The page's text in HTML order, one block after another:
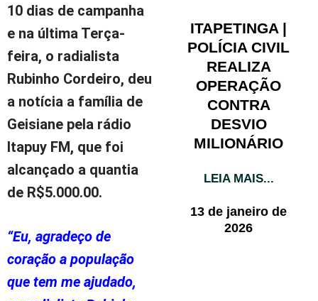
10 dias de campanha
e na última Terça-
feira, o radialista
Rubinho Cordeiro, deu
a notícia a família de
Geisiane pela rádio
Itapuy FM, que foi
alcançado a quantia
de R$5.000.00.
“Eu, agradeço de
coração a população
que tem me ajudado,
ITAPETINGA |
POLÍCIA CIVIL
REALIZA
OPERAÇÃO
CONTRA
DESVIO
MILIONÁRIO
LEIA MAIS...
13 de janeiro de
2026